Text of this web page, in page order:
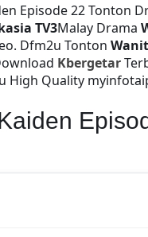
Episode 22 Tonton
TV3Malay Drama
Dfm2u Tonton
Kbergetar
High Quality